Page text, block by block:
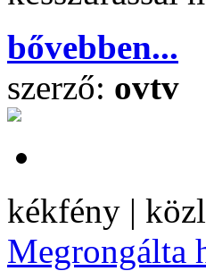
bővebben...
szerző: ovtv
kékfény |
Megrongálta